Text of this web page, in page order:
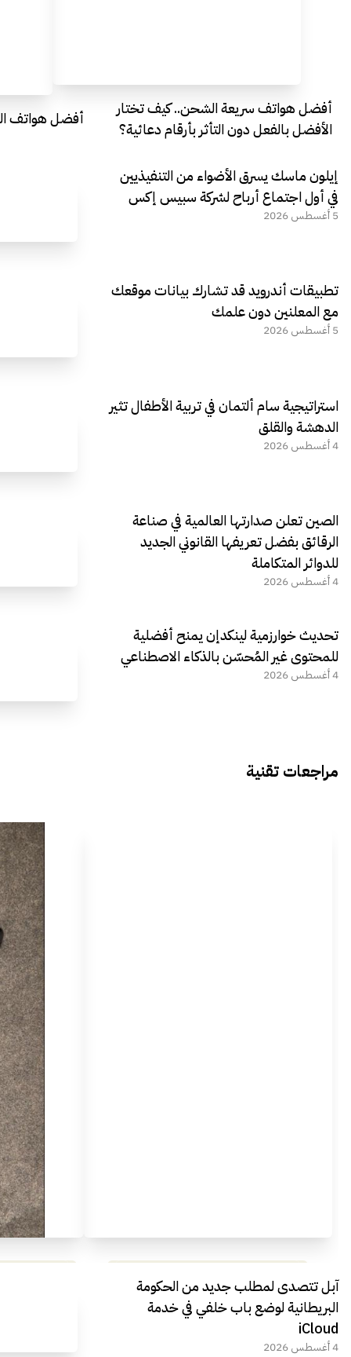
أفضل هواتف سريعة الشحن.. كيف تختار
الأفضل بالفعل دون التأثر بأرقام دعائية؟
أفضل هواتف
إيلون ماسك يسرق الأضواء من التنفيذيين
في أول اجتماع أرباح لشركة سبيس إكس
5 أغسطس 2026
تطبيقات أندرويد قد تشارك بيانات موقعك
مع المعلنين دون علمك
5 أغسطس 2026
استراتيجية سام ألتمان في تربية الأطفال تثير
الدهشة والقلق
4 أغسطس 2026
الصين تعلن صدارتها العالمية في صناعة
الرقائق بفضل تعريفها القانوني الجديد
للدوائر المتكاملة
4 أغسطس 2026
تحديث خوارزمية لينكدإن يمنح أفضلية
للمحتوى غير المُحسّن بالذكاء الاصطناعي
4 أغسطس 2026
مراجعات تقنية
مراجعة شاملة لعملاق الألعاب
الجديد REDMAGIC 11 AIR
آبل تتصدى لمطلب جديد من الحكومة
البريطانية لوضع باب خلفي في خدمة
iCloud
4 أغسطس 2026